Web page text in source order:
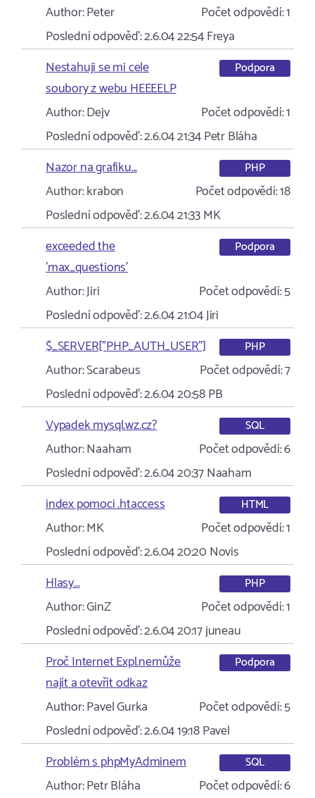
Author:Peter Počet odpovědí:1
Poslední odpověď:2.6.04 22:54Freya
Nestahuji se mi cele
soubory z webu HEEEELP
Podpora
Author:Dejv Počet odpovědí:1
Poslední odpověď:2.6.04 21:34Petr Bláha
Nazor na grafiku...
PHP
Author:krabon Počet odpovědí:18
Poslední odpověď:2.6.04 21:33MK
exceeded the
'max_questions'
Podpora
Author:Jiri Počet odpovědí:5
Poslední odpověď:2.6.04 21:04Jiri
$_SERVER["PHP_AUTH_USER"]
PHP
Author:Scarabeus Počet odpovědí:7
Poslední odpověď:2.6.04 20:58PB
Vypadek mysql.wz.cz?
SQL
Author:Naaham Počet odpovědí:6
Poslední odpověď:2.6.04 20:37Naaham
index pomoci .htaccess
HTML
Author:MK Počet odpovědí:1
Poslední odpověď:2.6.04 20:20 Novis
Hlasy...
PHP
Author:GinZ Počet odpovědí:1
Poslední odpověď:2.6.04 20:17juneau
Proč Internet Expl.nemůže
najít a otevřít odkaz
Podpora
Author:Pavel Gurka Počet odpovědí:5
Poslední odpověď:2.6.04 19:18Pavel
Problém s phpMyAdminem
SQL
Author:Petr Bláha Počet odpovědí:6